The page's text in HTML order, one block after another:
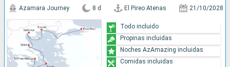
Azamara Journey 8 d El Pireo Atenas 21/10/2028
Todo incluido
Propinas incluidas
Noches AzAmazing incluidas
Comidas incluidas